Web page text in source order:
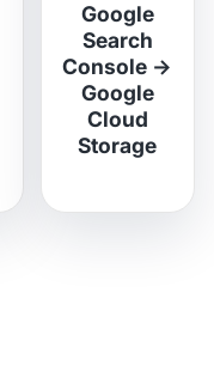
Google
Search
Console →
Google
Cloud
Storage